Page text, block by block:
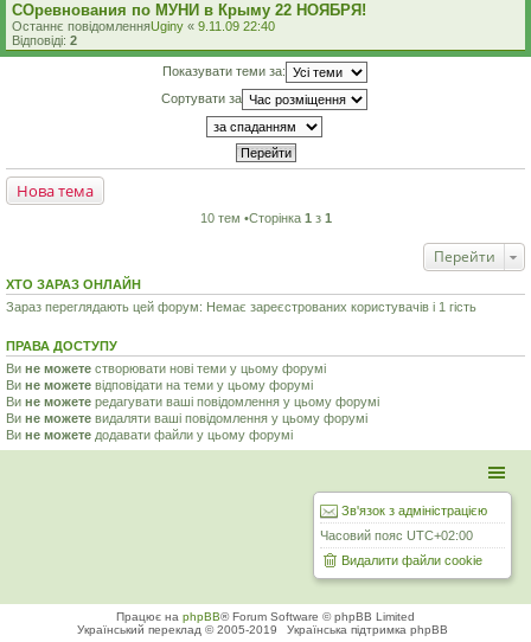
СОревнования по МУНИ в Крыму 22 НОЯБРЯ!
Останнє повідомленняUginy « 9.11.09 22:40
Відповіді: 2
Показувати теми за:
Сортувати за
Нова тема
10 тем •Сторінка 1 з 1
Перейти
ХТО ЗАРАЗ ОНЛАЙН
Зараз переглядають цей форум: Немає зареєстрованих користувачів і 1 гість
ПРАВА ДОСТУПУ
Ви не можете створювати нові теми у цьому форумі
Ви не можете відповідати на теми у цьому форумі
Ви не можете редагувати ваші повідомлення у цьому форумі
Ви не можете видаляти ваші повідомлення у цьому форумі
Ви не можете додавати файли у цьому форумі
Зв'язок з адміністрацією
Часовий пояс UTC+02:00
Видалити файли cookie
Працює на phpBB® Forum Software © phpBB Limited
Український переклад © 2005-2019
Українська підтримка phpBB